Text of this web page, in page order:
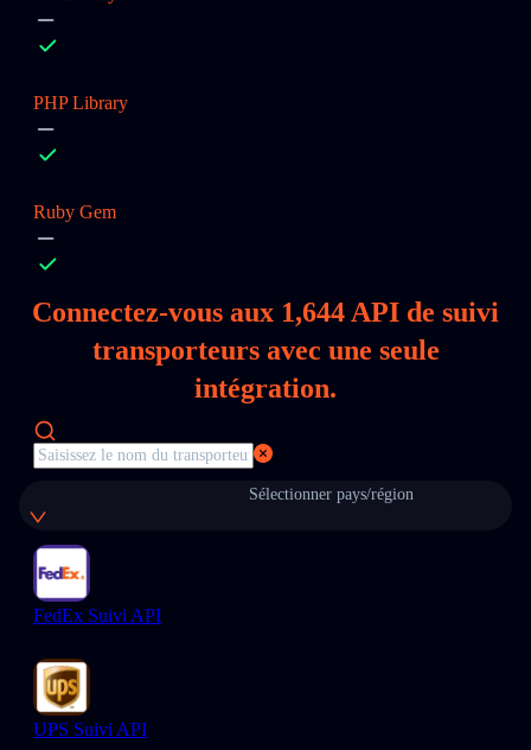
PHP Library
Ruby Gem
Connectez‑vous aux 1,644 API de suivi
transporteurs avec une seule
intégration.
Sélectionner pays/région
FedEx Suivi API
UPS Suivi API